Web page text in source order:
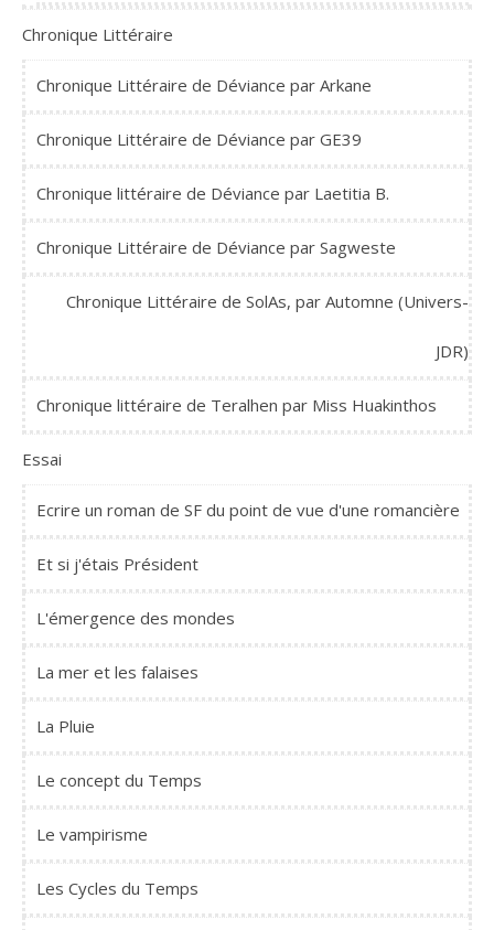
Chronique Littéraire
Chronique Littéraire de Déviance par Arkane
Chronique Littéraire de Déviance par GE39
Chronique littéraire de Déviance par Laetitia B.
Chronique Littéraire de Déviance par Sagweste
Chronique Littéraire de SolAs, par Automne (Univers-
JDR)
Chronique littéraire de Teralhen par Miss Huakinthos
Essai
Ecrire un roman de SF du point de vue d'une romancière
Et si j'étais Président
L'émergence des mondes
La mer et les falaises
La Pluie
Le concept du Temps
Le vampirisme
Les Cycles du Temps